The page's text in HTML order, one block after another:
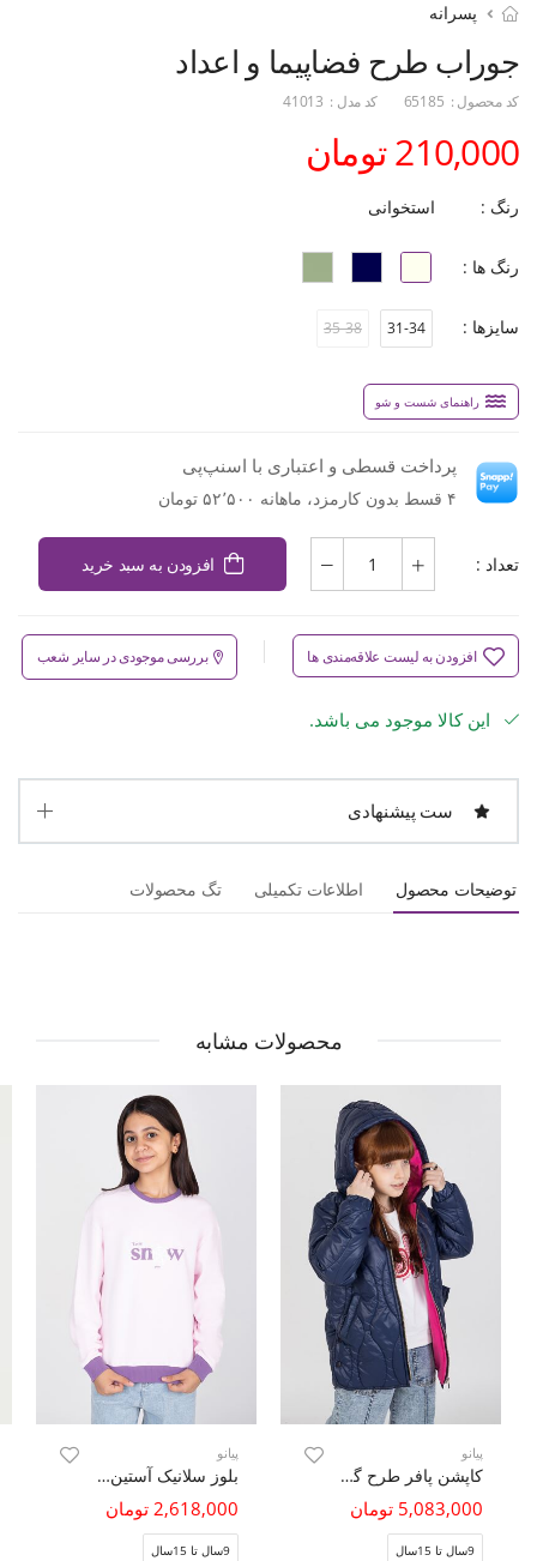
پسرانه
جوراب طرح فضاپیما و اعداد
کد محصول : 65185 کد مدل : 41013
210,000 تومان
رنگ : استخوانی
رنگ ها :
سایزها : 31-34
35-38
راهنمای شست و شو
پرداخت قسطی و اعتباری با اسنپ‌پی
۴ قسط بدون کارمزد، ماهانه ۵۲٬۵۰۰ تومان
تعداد : افزودن به سبد خرید
افزودن به لیست علاقه‌مندی ها بررسی موجودی در سایر شعب
این کالا موجود می باشد.
ست پیشنهادی
توضیحات محصول اطلاعات تکمیلی تگ محصولات
محصولات مشابه
پیانو
کاپشن پافر طرح گلدانی
5,083,000 تومان
9سال تا 15سال
پیانو
بلوز سلانیک آستین افتاده
2,618,000 تومان
9سال تا 15سال